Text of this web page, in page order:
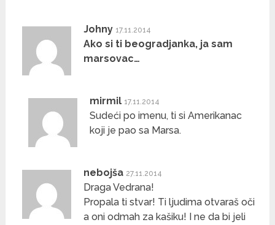
Johny 17.11.2014
Ako si ti beogradjanka, ja sam
marsovac…
mirmil 17.11.2014
Sudeći po imenu, ti si Amerikanac
koji je pao sa Marsa.
nebojša 27.11.2014
Draga Vedrana!
Propala ti stvar! Ti ljudima otvaraš oči
a oni odmah za kašiku! I ne da bi jeli